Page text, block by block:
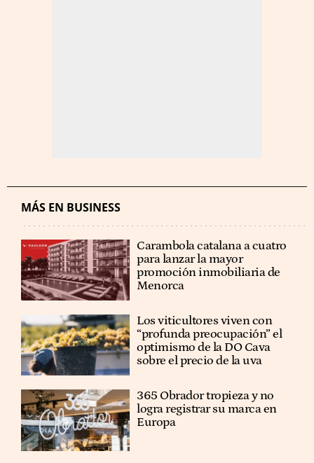
MÁS EN BUSINESS
Carambola catalana a cuatro
para lanzar la mayor
promoción inmobiliaria de
Menorca
Los viticultores viven con
“profunda preocupación” el
optimismo de la DO Cava
sobre el precio de la uva
365 Obrador tropieza y no
logra registrar su marca en
Europa